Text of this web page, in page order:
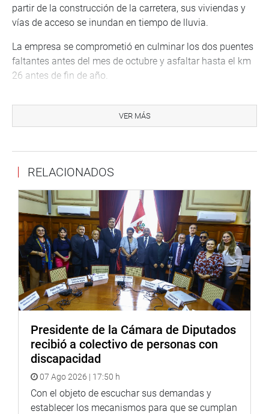
partir de la construcción de la carretera, sus viviendas y
vías de acceso se inundan en tiempo de lluvia.
La empresa se comprometió en culminar los dos puentes
faltantes antes del mes de octubre y asfaltar hasta el km
26 antes de fin de año.
desarrollo del proyecto y garantizar que no perjudique a
los habitantes de la zona” informó la parlamentaria
LIMA
Por su parte, la congresista Kira Alcarraz sostuvo una
reunión de trabajo con la presidenta del Consejo Nacional
para la Integración de la Persona con Discapacidad –
CONADIS, Sandra Piro Marcos, en la cual se acordó
realizar mesas de trabajo permanentes para evaluar la
mejora normativa y fiscalizar las políticas públicas en
materia de discapacidad.
VER MÁS
RELACIONADOS
Presidente de la Cámara de Diputados
recibió a colectivo de personas con
discapacidad
07 Ago 2026 | 17:50 h
Con el objeto de escuchar sus demandas y
establecer los mecanismos para que se cumplan